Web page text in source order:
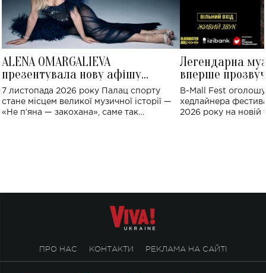
ALENA OMARGALIEVA
презентувала нову афішу
великого концерту в Палаці
спорту
7 листопада 2026 року Палац спорту
стане місцем великої музичної історії —
«Не пʼяна — закохана», саме так
Легендарна
вперше
Україні: де
B-Mall Fest
хедлайнера
2026 року на новій
ПРО НАС КОНТАКТИ РЕКЛАМА НА САЙТІ